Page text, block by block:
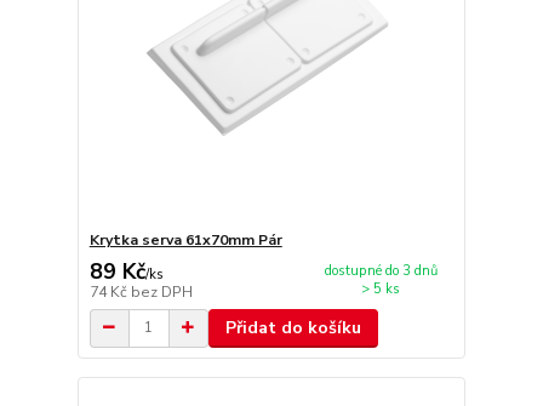
Krytka serva 61x70mm Pár
89 Kč/ks
74 Kč bez DPH
dostupné do 3 dnů
> 5 ks
Přidat do košíku